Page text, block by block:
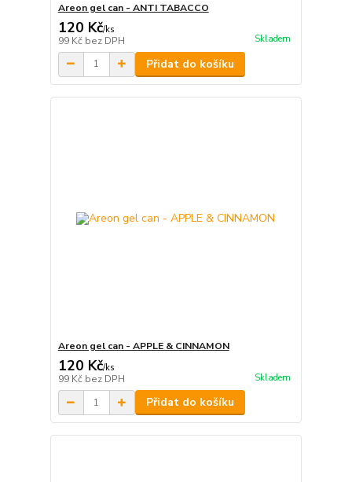
Areon gel can - ANTI TABACCO
120 Kč/ks
99 Kč bez DPH Skladem
Přidat do košíku
Areon gel can - APPLE & CINNAMON
120 Kč/ks
99 Kč bez DPH Skladem
Přidat do košíku